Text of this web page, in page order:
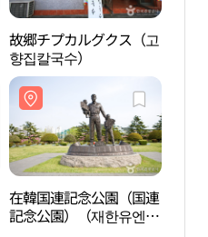
故郷チプカルグクス（고
향집칼국수）
在韓国連記念公園（国連
記念公園）（재한유엔기